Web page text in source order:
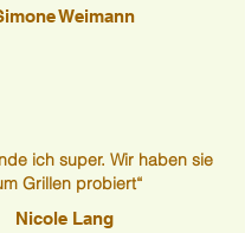
Weimann
ich super. Wir haben sie
Grillen probiert“
Nicole Lang